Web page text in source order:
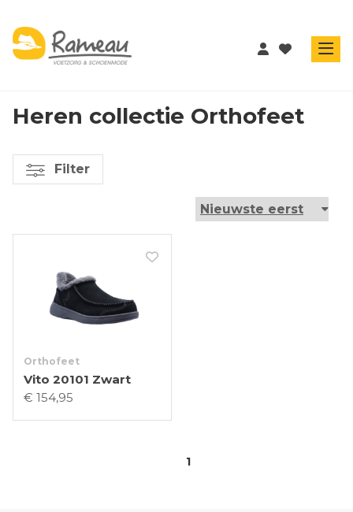
Heren collectie Orthofeet
Filter
Orthofeet
Vito 20101 Zwart
€ 154,95
1